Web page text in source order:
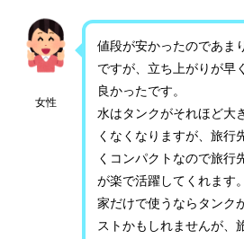
女性
値段が安かったのであま
ですが、立ち上がりが早
良かったです。
水はタンクがそれほど大
くなくなりますが、旅行
くコンパクトなので旅行
が楽で活躍してくれます。
家だけで使うならタンク
ストかもしれませんが、